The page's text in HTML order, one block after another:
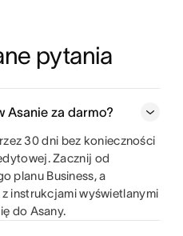
pytania
Asanie za darmo?
30 dni bez konieczności
Zacznij od
planu Business, a
instrukcjami wyświetlanymi
do Asany.